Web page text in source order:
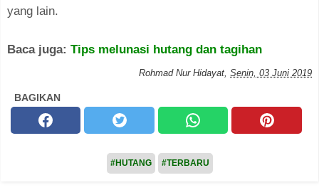
yang lain.
Baca juga: Tips melunasi hutang dan tagihan
Rohmad Nur Hidayat, Senin, 03 Juni 2019
BAGIKAN
#HUTANG #TERBARU